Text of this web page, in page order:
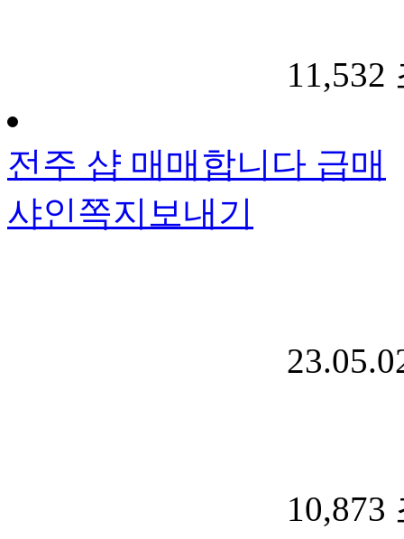
11,532
전주 샵 매매합니다 급매
샤인쪽지보내기
10,873